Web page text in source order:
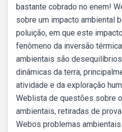
bastante cobrado no enem!
sobre um impacto ambiental
poluição, em que este
fenômeno da inversão
ambientais são
dinâmicas da terra,
atividade e da exploração
Weblista de questões sobre
ambientais, retiradas de
Webos problemas